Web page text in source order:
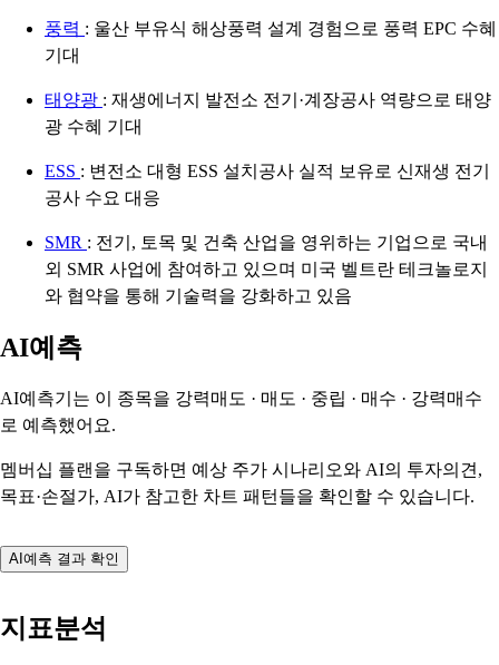
풍력 : 울산 부유식 해상풍력 설계 경험으로 풍력 EPC 수혜
기대
태양광 : 재생에너지 발전소 전기·계장공사 역량으로 태양
광 수혜 기대
ESS : 변전소 대형 ESS 설치공사 실적 보유로 신재생 전기
공사 수요 대응
SMR : 전기, 토목 및 건축 산업을 영위하는 기업으로 국내
외 SMR 사업에 참여하고 있으며 미국 벨트란 테크놀로지
와 협약을 통해 기술력을 강화하고 있음
AI예측
AI예측기는 이 종목을 강력매도 · 매도 · 중립 · 매수 · 강력매수
로 예측했어요.
멤버십 플랜을 구독하면 예상 주가 시나리오와 AI의 투자의견,
목표·손절가, AI가 참고한 차트 패턴들을 확인할 수 있습니다.
AI예측 결과 확인
지표분석